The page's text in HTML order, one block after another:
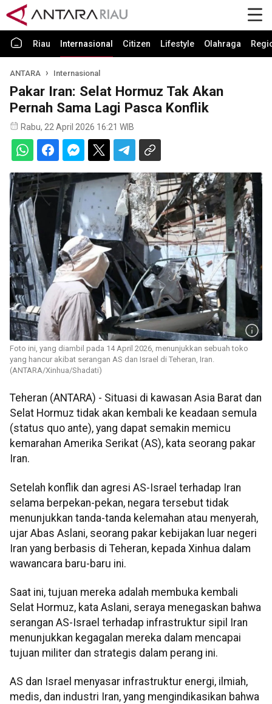
Riau Internasional Citizen Lifestyle Olahraga
ANTARA Internasional
Pakar Iran: Selat Hormuz Tak Akan
Pernah Sama Lagi Pasca Konflik
Rabu, 22 April 2026 16:21 WIB
Foto ini, yang diambil pada 14 April 2026, menunjukkan sebuah toko
yang hancur akibat serangan AS dan Israel di Teheran, Iran.
(ANTARA/Xinhua/Shadati)
Teheran (ANTARA) - Situasi di kawasan Asia Barat dan
Selat Hormuz tidak akan kembali ke keadaan semula
(status quo ante), yang dapat semakin memicu
kemarahan Amerika Serikat (AS), kata seorang pakar
Iran.
Setelah konflik dan agresi AS-Israel terhadap Iran
selama berpekan-pekan, negara tersebut tidak
menunjukkan tanda-tanda kelemahan atau menyerah,
ujar Abas Aslani, seorang pakar kebijakan luar negeri
Iran yang berbasis di Teheran, kepada Xinhua dalam
wawancara baru-baru ini.
Saat ini, tujuan mereka adalah membuka kembali
Selat Hormuz, kata Aslani, seraya menegaskan bahwa
serangan AS-Israel terhadap infrastruktur sipil Iran
menunjukkan kegagalan mereka dalam mencapai
tujuan militer dan strategis dalam perang ini.
AS dan Israel menyasar infrastruktur energi, ilmiah,
medis, dan industri Iran, yang mengindikasikan bahwa